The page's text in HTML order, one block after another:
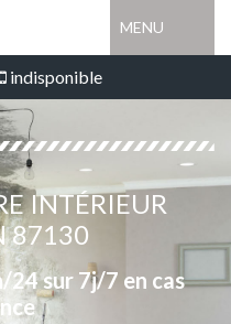
MENU
indisponible
INTÉRIEUR
87130
sur 7j/7 en cas